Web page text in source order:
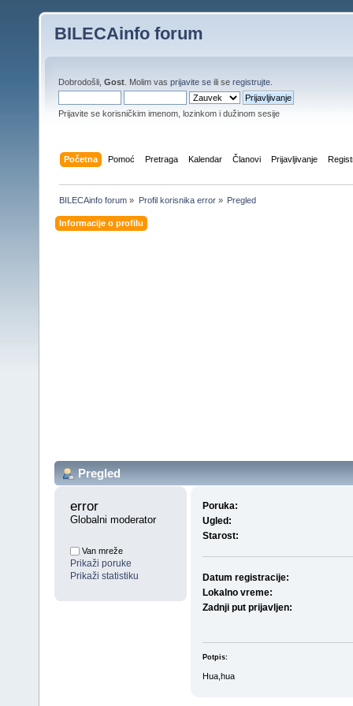
BILECAinfo forum
Dobrodošli, Gost . Molim vas prijavite se ili se registrujte
Prijavite se korisničkim imenom, lozinkom i dužinom sesije
Početna Pomoć Pretraga Kalendar Članovi Prijavljivanje
BILECAinfo forum » Profil korisnika error» Pregled
Informacije o profilu
Pregled
error
Globalni moderator
Van mreže
Prikaži poruke
Prikaži statistiku
Poruka:
Ugled:
Starost:
Datum registracije:
Lokalno vreme:
Zadnji put prijavljen:
Potpis:
Hua,hua